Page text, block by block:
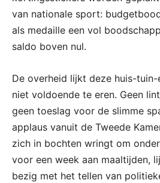
van nationale sport:
als medaille een vol
saldo boven nul.
De overheid lijkt deze huis-
niet voldoende te eren. Geen
geen toeslag voor de slimme
applaus vanuit de Tweede
zich in bochten wringt om
voor een week aan maaltijden,
bezig met het tellen van